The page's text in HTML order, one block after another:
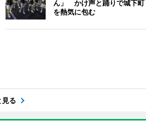
ん」 かけ声と踊りで城下町
を熱気に包む
見る